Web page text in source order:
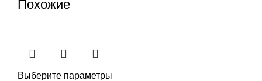
Похожие
Выберите параметры